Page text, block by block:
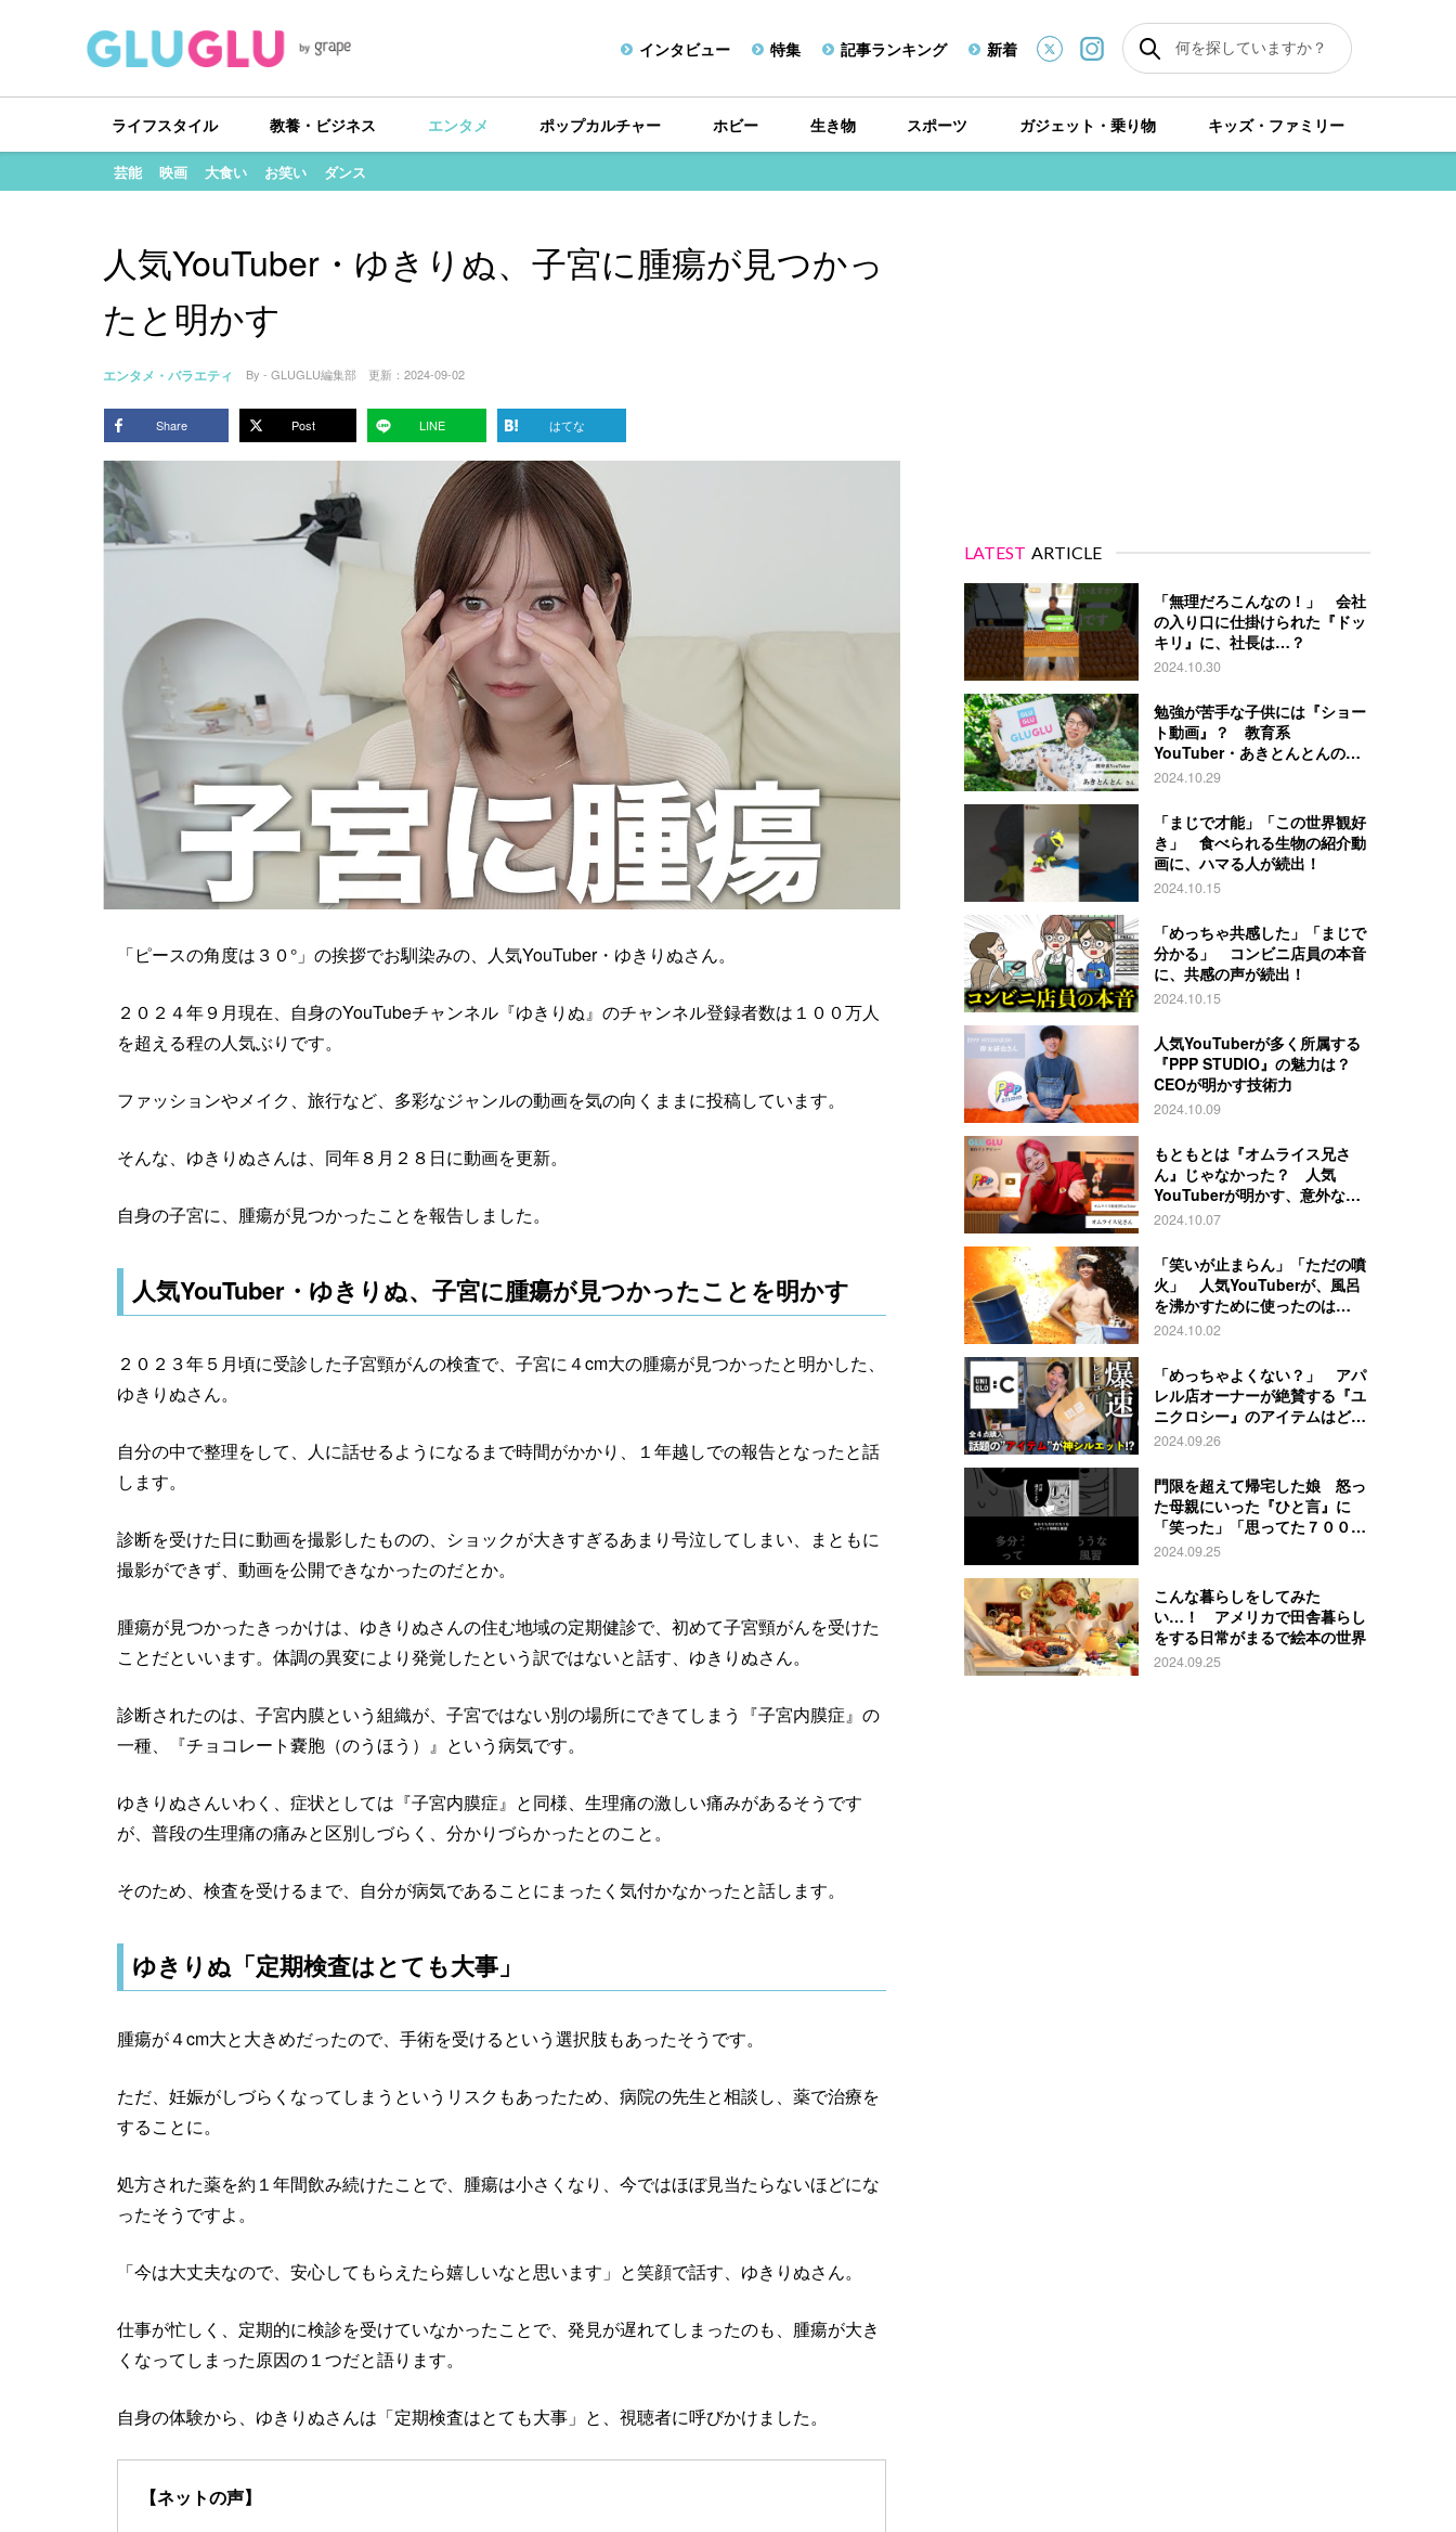
インタビュー 特集 記事ランキング 新着
ライフスタイル 教養・ビジネス エンタメ
芸能 映画 大食い お笑い ダンス
ポップカルチャー ホビー 生き物 スポーツ ガジェット・乗り物 キッズ・ファミリー
人気YouTuber・ゆきりぬ、子宮に腫瘍が見つかっ
たと明かす
エンタメ・バラエティ By - GLUGLU編集部 更新： 2024-09-02
Share Post LINE はてな
「ピースの角度は３０°」の挨拶でお馴染みの、人気YouTuber・ゆきりぬさん。
２０２４年９月現在、自身のYouTubeチャンネル『ゆきりぬ』のチャンネル登録者数は１００万人
を超える程の人気ぶりです。
ファッションやメイク、旅行など、多彩なジャンルの動画を気の向くままに投稿しています。
そんな、ゆきりぬさんは、同年８月２８日に動画を更新。
自身の子宮に、腫瘍が見つかったことを報告しました。
人気YouTuber・ゆきりぬ、子宮に腫瘍が見つかったことを明かす
２０２３年５月頃に受診した子宮頸がんの検査で、子宮に４cm大の腫瘍が見つかったと明かした、
ゆきりぬさん。
自分の中で整理をして、人に話せるようになるまで時間がかかり、１年越しでの報告となったと話
します。
診断を受けた日に動画を撮影したものの、ショックが大きすぎるあまり号泣してしまい、まともに
撮影ができず、動画を公開できなかったのだとか。
腫瘍が見つかったきっかけは、ゆきりぬさんの住む地域の定期健診で、初めて子宮頸がんを受けた
ことだといいます。体調の異変により発覚したという訳ではないと話す、ゆきりぬさん。
診断されたのは、子宮内膜という組織が、子宮ではない別の場所にできてしまう『子宮内膜症』の
一種、『チョコレート嚢胞（のうほう）』という病気です。
ゆきりぬさんいわく、症状としては『子宮内膜症』と同様、生理痛の激しい痛みがあるそうです
が、普段の生理痛の痛みと区別しづらく、分かりづらかったとのこと。
そのため、検査を受けるまで、自分が病気であることにまったく気付かなかったと話します。
ゆきりぬ「定期検査はとても大事」
腫瘍が４cm大と大きめだったので、手術を受けるという選択肢もあったそうです。
ただ、妊娠がしづらくなってしまうというリスクもあったため、病院の先生と相談し、薬で治療を
することに。
処方された薬を約１年間飲み続けたことで、腫瘍は小さくなり、今ではほぼ見当たらないほどにな
ったそうですよ。
「今は大丈夫なので、安心してもらえたら嬉しいなと思います」と笑顔で話す、ゆきりぬさん。
仕事が忙しく、定期的に検診を受けていなかったことで、発見が遅れてしまったのも、腫瘍が大き
くなってしまった原因の１つだと語ります。
自身の体験から、ゆきりぬさんは「定期検査はとても大事」と、視聴者に呼びかけました。
【ネットの声】
LATEST ARTICLE
「無理だろこんなの！」 会社
の入り口に仕掛けられた『ドッ
キリ』に、社長は…？
2024.10.30
勉強が苦手な子供には『ショー
ト動画』？ 教育系
YouTuber・あきとんとんの戦
略とは
2024.10.29
「まじで才能」「この世界観好
き」 食べられる生物の紹介動
画に、ハマる人が続出！
2024.10.15
「めっちゃ共感した」「まじで
分かる」 コンビニ店員の本音
に、共感の声が続出！
2024.10.15
人気YouTuberが多く所属する
『PPP STUDIO』の魅力は？
CEOが明かす技術力
2024.10.09
もともとは『オムライス兄さ
ん』じゃなかった？ 人気
YouTuberが明かす、意外な過
去とは
2024.10.07
「笑いが止まらん」「ただの噴
火」 人気YouTuberが、風呂
を沸かすために使ったのは…
2024.10.02
「めっちゃよくない？」 アパ
レル店オーナーが絶賛する『ユ
ニクロシー』のアイテムはど
れ？
2024.09.26
門限を超えて帰宅した娘 怒っ
た母親にいった『ひと言』に
「笑った」「思ってた７００倍
特殊」
2024.09.25
こんな暮らしをしてみた
い…！ アメリカで田舎暮らし
をする日常がまるで絵本の世界
2024.09.25